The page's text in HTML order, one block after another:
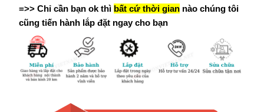
=>> Chỉ cần bạn ok thì bất cứ thời giannào chúng tôi
cũng tiến hành lắp đặt ngay cho bạn